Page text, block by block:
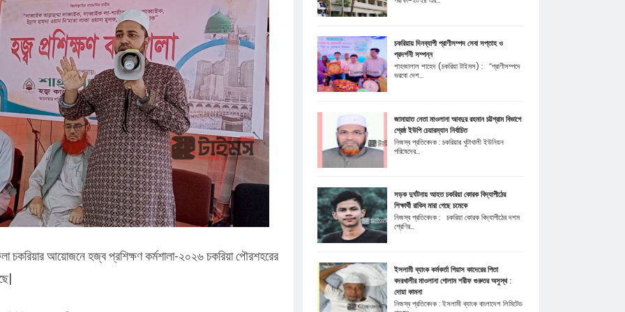
:
অনুষ্ঠিত
তাসরিফুল
চকরিয়ার আয়োজনে হজ্ব প্রশিক্ষণ কর্মশালা-২০২৬ চকরিয়া পৌরশহরের
চকরিয়ায় দিনব্যাপী প্রাণীসম্পদ সেবা সপ্তাহ ও
প্রদর্শনী সম্পন্ন
শাহজালাল শাহেদ (চকরিয়া টাইমস) : “প্রাণীসম্পদে
ভরবো দেশ...
জামায়াত নেতা মাওলানা আবদুর রহমান চট্টগ্রাম বিভাগে
শ্রেষ্ঠ ইউপি চেয়ারম্যান নির্বাচিত
নিজস্ব প্রতিবেদক : চকরিয়ার খুটাখালী ইউনিয়ন
পরিষেদের...
সড়ক দুর্ঘটনায় আহত চকরিয়া কোরক বিদ্যাপীঠের
শিক্ষার্থী রাকিব মারা গেছে চমেকে
নিজস্ব প্রতিবেদক : চকরিয়া কোরক বিদ্যাপীঠের দশম
শ্রেণির...
ইসলামী ব্যাংক কর্মকর্তা গিয়াস কাদেরের পিতা
বদরখালীর মাওলানা গোলাম শরীফ গুরুতর অসুস্থ :
দোয়া কামনা
নিজস্ব প্রতিবেদক : ইসলামী ব্যাংক বাংলাদেশ লিমিটেড